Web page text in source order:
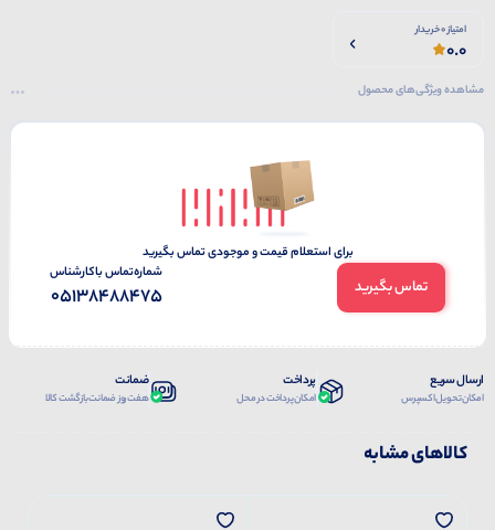
امتیاز 0 خریدار
0.0
مشاهده ویژگی‌های محصول
برای استعلام قیمت و موجودی تماس بگیرید
تماس بگیرید
شماره‌تماس‌ با‌کارشناس
05138488475
ارسال سریع
امکان تحویل اکسپرس
پرداخت
امکان پرداخت در محل
ضمانت
هفت روز ضمانت بازگشت کالا
کالاهای مشابه